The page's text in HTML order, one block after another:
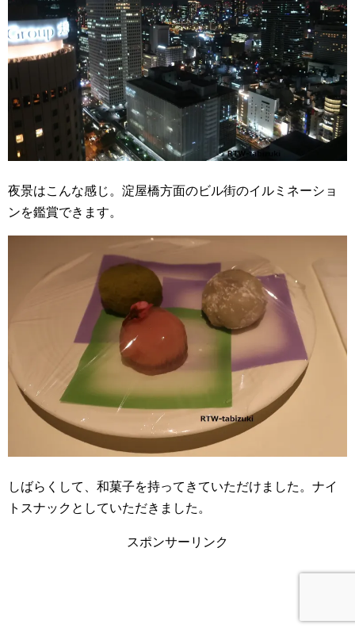
夜景はこんな感じ。淀屋橋方面のビル街のイルミネーショ
ンを鑑賞できます。
しばらくして、和菓子を持ってきていただけました。ナイ
トスナックとしていただきました。
スポンサーリンク